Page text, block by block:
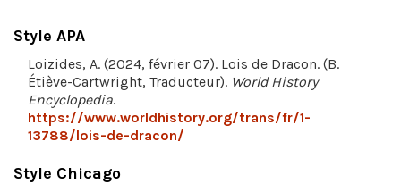
Style APA
Loizides, A. (2024, février 07). Lois de Dracon. (B.
Étiève-Cartwright, Traducteur). World History
Encyclopedia.
https://www.worldhistory.org/trans/fr/1-
13788/lois-de-dracon/
Style Chicago